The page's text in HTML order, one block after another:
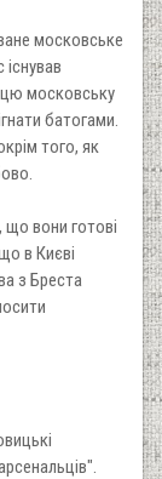
московське
цю московську
батогами.
того, як
що вони готові
в Києві
з Бреста